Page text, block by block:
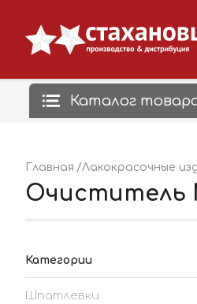
Каталог
Главная Лакокрасочные
Очиститель
Категории
Шпатлевки